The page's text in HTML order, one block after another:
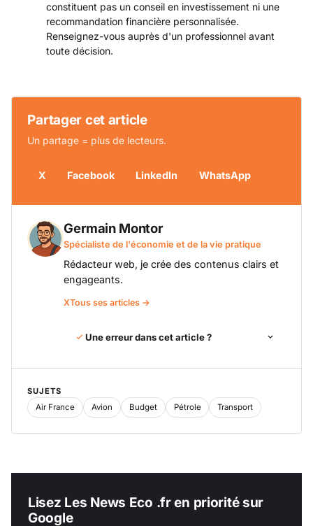
constituent pas un conseil en investissement ni une
recommandation financière personnalisée.
Renseignez-vous auprès d'un professionnel avant
toute décision.
Partager cet article
Un partage = plus de lecteurs.
X Facebook LinkedIn WhatsApp
Germain Montor
Spécialiste de l'économie et de la vie pratique
Rédacteur web, je crée des contenus clairs et
engageants.
XTous ses articles →
Une erreur dans cet article ?
SUJETS
Air France
Avion Budget Pétrole Transport
Lisez Les News Eco .fr en priorité sur
Google